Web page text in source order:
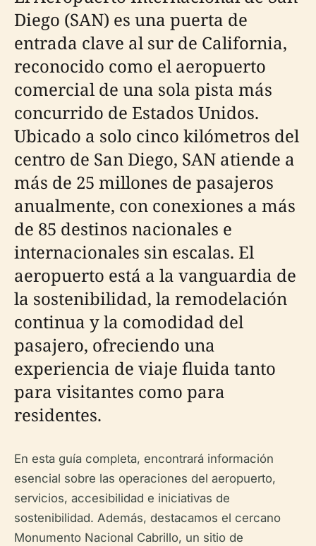
Diego (SAN) es una puerta de
entrada clave al sur de California,
reconocido como el aeropuerto
comercial de una sola pista más
concurrido de Estados Unidos.
Ubicado a solo cinco kilómetros del
centro de San Diego, SAN atiende a
más de 25 millones de pasajeros
anualmente, con conexiones a más
de 85 destinos nacionales e
internacionales sin escalas. El
aeropuerto está a la vanguardia de
la sostenibilidad, la remodelación
continua y la comodidad del
pasajero, ofreciendo una
experiencia de viaje fluida tanto
para visitantes como para
residentes.
En esta guía completa, encontrará información
esencial sobre las operaciones del aeropuerto,
servicios, accesibilidad e iniciativas de
sostenibilidad. Además, destacamos el cercano
Monumento Nacional Cabrillo, un sitio de